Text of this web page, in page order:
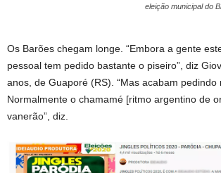
eleição municipal do
Os Barões chegam longe. “Embora a gente
pessoal tem pedido bastante o piseiro”, diz
anos, de Guaporé (RS). “Mas acabam pedindo
Normalmente o chamamé [ritmo argentino de
vanerão”, diz.